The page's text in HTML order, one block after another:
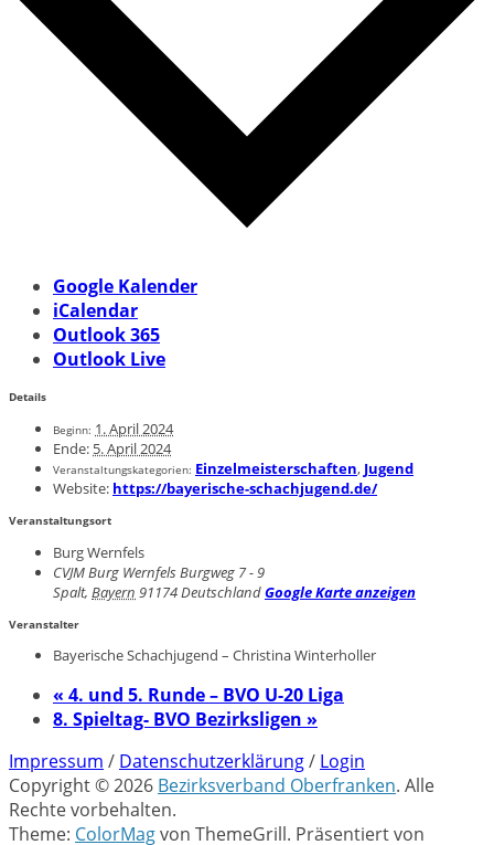
Google Kalender
iCalendar
Outlook 365
Outlook Live
Details
Beginn: 1. April 2024
Ende: 5. April 2024
Veranstaltungskategorien: Einzelmeisterschaften, Jugend
Website: https://bayerische-schachjugend.de/
Veranstaltungsort
Burg Wernfels
CVJM Burg Wernfels Burgweg 7 - 9
Spalt, Bayern 91174DeutschlandGoogle Karte anzeigen
Veranstalter
Bayerische Schachjugend – Christina Winterholler
« 4. und 5. Runde – BVO U-20 Liga
8. Spieltag- BVO Bezirksligen »
Impressum / Datenschutzerklärung/ Login
Copyright © 2026 Bezirksverband Oberfranken. Alle
Rechte vorbehalten.
Theme: ColorMagvon ThemeGrill. Präsentiert von